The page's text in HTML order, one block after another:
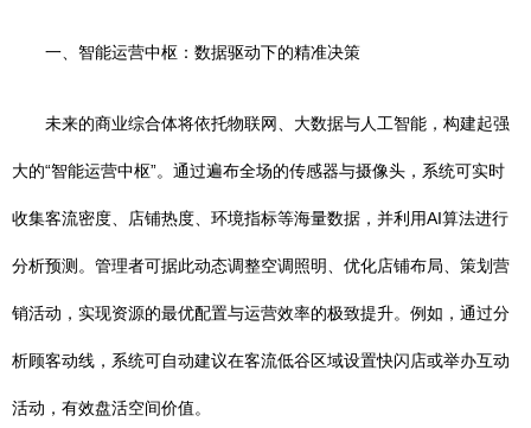
一、智能运营中枢：数据驱动下的精准决策
未来的商业综合体将依托物联网、大数据与人工智能，构建起强
大的“智能运营中枢”。通过遍布全场的传感器与摄像头，系统可实时
收集客流密度、店铺热度、环境指标等海量数据，并利用AI算法进行
分析预测。管理者可据此动态调整空调照明、优化店铺布局、策划营
销活动，实现资源的最优配置与运营效率的极致提升。例如，通过分
析顾客动线，系统可自动建议在客流低谷区域设置快闪店或举办互动
活动，有效盘活空间价值。